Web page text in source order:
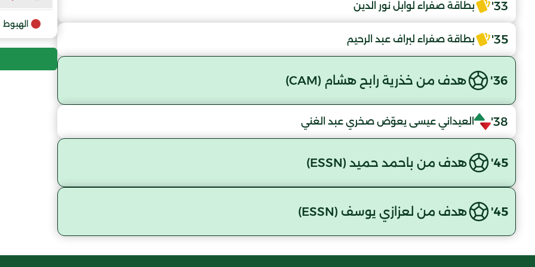
33' بطاقة صفراء لوابل نور الدين
35' بطاقة صفراء لبراف عبد الرحيم
36' هدف من خذرية رابح هشام (CAM)
38' العيداني عيسى يعوّض صخري عبد الغني
45' هدف من باحمد حميد (ESSN)
45' هدف من لعزازي يوسف (ESSN)
9 الهبوط